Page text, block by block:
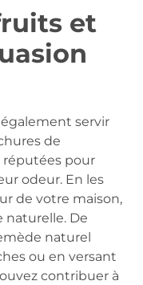
et
servir
de
réputées pour
odeur. En les
de votre maison,
naturelle. De
naturel
ou en versant
contribuer à